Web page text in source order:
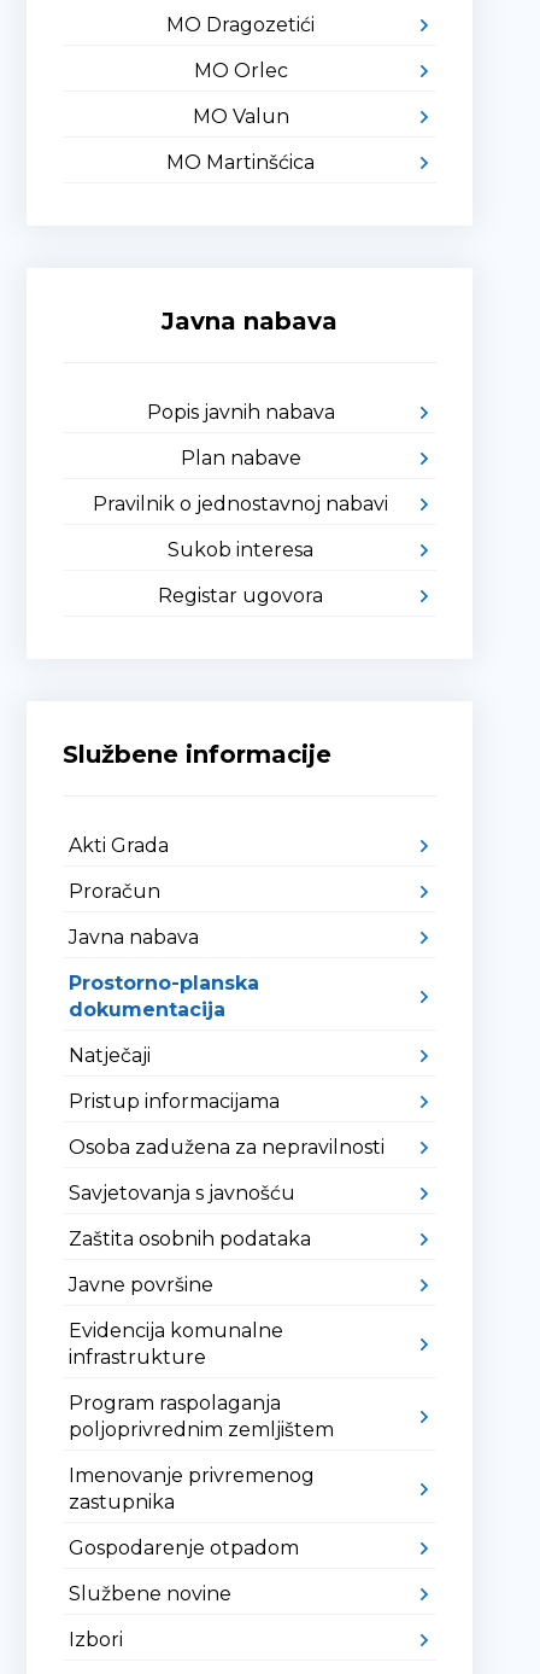
MO Dragozetići
MO Orlec
MO Valun
MO Martinšćica
Javna nabava
Popis javnih nabava
Plan nabave
Pravilnik o jednostavnoj nabavi
Sukob interesa
Registar ugovora
Službene informacije
Akti Grada
Proračun
Javna nabava
Prostorno-planska
dokumentacija
Natječaji
Pristup informacijama
Osoba zadužena za nepravilnosti
Savjetovanja s javnošću
Zaštita osobnih podataka
Javne površine
Evidencija komunalne
infrastrukture
Program raspolaganja
poljoprivrednim zemljištem
Imenovanje privremenog
zastupnika
Gospodarenje otpadom
Službene novine
Izbori